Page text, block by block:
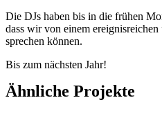
Die DJs haben bis in die frühen
dass wir von einem
sprechen können.
Bis zum nächsten Jahr!
Ähnliche Projekte